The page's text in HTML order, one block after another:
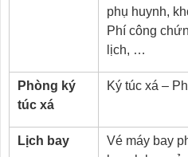
phụ huynh,
Phí công
lịch, …
Phòng ký
túc xá
Ký túc xá –
Lịch bay
Vé máy bay